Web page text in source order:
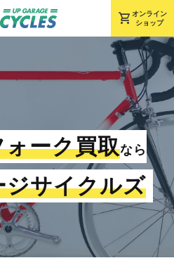
shopping_cart オンライン
ショップ
ーク買取なら
サイクルズ